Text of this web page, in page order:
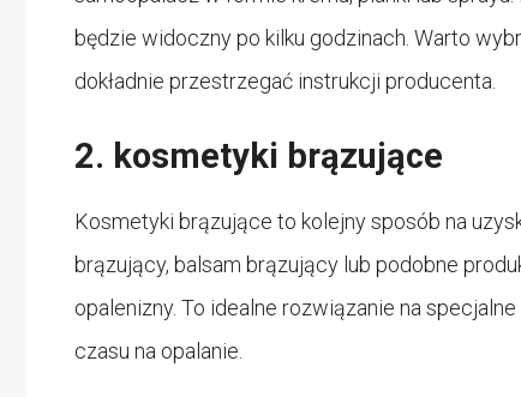
będzie widoczny po kilku godzinach. Warto
dokładnie przestrzegać instrukcji producenta.
2. kosmetyki brązujące
Kosmetyki brązujące to kolejny sposób na
brązujący, balsam brązujący lub podobne
opalenizny. To idealne rozwiązanie na
czasu na opalanie.